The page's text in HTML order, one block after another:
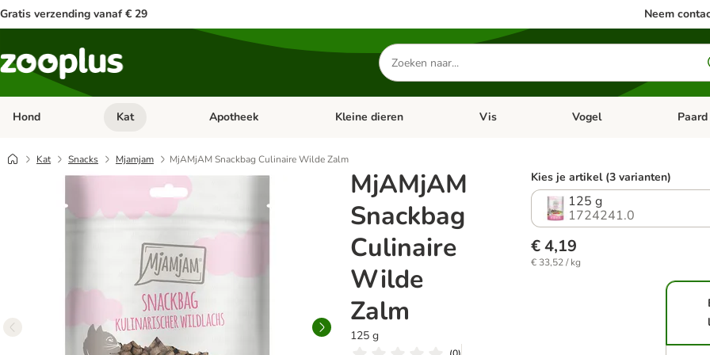
Gratis verzending vanaf € 29 Neem
Zoeken
naar
producten
Hond Open categorie menu: Hond
Kat Open categorie menu: Kat
Apotheek Open categorie menu: Apotheek
Kleine dieren Open categorie menu: Kleine dieren
Vis Open categorie menu: Vis
Vogel Open
Paard
Kat Snacks Mjamjam MjAMjAM Snackbag Culinaire Wilde Zalm
MjAMjAM
Snackbag
Culinaire
Wilde
Zalm
125 g
Kies je artikel (3 varianten)
125 g
1724241.0
€ 4,19
€ 33,52 / kg